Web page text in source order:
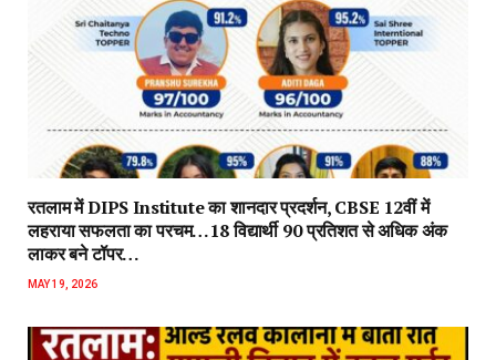
रतलाम में DIPS Institute का शानदार प्रदर्शन, CBSE 12वीं में
लहराया सफलता का परचम…18 विद्यार्थी 90 प्रतिशत से अधिक अंक
लाकर बने टॉपर…
MAY 19, 2026